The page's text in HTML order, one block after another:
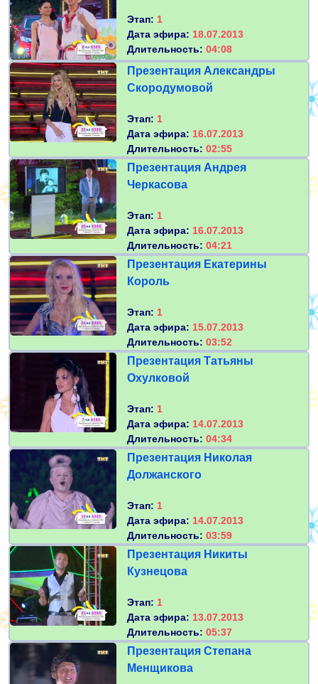
Этап: 1
Дата эфира: 18.07.2013
Длительность: 04:08
Презентация Александры
Скородумовой
Этап: 1
Дата эфира: 16.07.2013
Длительность: 02:55
Презентация Андрея
Черкасова
Этап: 1
Дата эфира: 16.07.2013
Длительность: 04:21
Презентация Екатерины
Король
Этап: 1
Дата эфира: 15.07.2013
Длительность: 03:52
Презентация Татьяны
Охулковой
Этап: 1
Дата эфира: 14.07.2013
Длительность: 04:34
Презентация Николая
Должанского
Этап: 1
Дата эфира: 14.07.2013
Длительность: 03:59
Презентация Никиты
Кузнецова
Этап: 1
Дата эфира: 13.07.2013
Длительность: 05:37
Презентация Степана
Менщикова